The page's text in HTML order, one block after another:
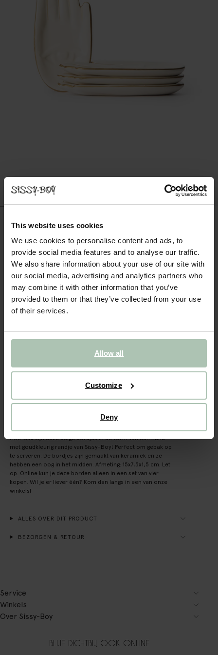
This website uses cookies
We use cookies to personalise content and ads, to
provide social media features and to analyse our traffic.
We also share information about your use of our site with
our social media, advertising and analytics partners who
may combine it with other information that you’ve
provided to them or that they’ve collected from your use
of their services.
Allow all
Customize
Deny
39.96/ 4 st.
Gekozen maat: Onesize
Binnen 30 minuten via e-mail
IN WINKELMAND
Snelle levering
REVIEWS (1)
Hoe leuk zijn deze beige bordjes in de vorm van een hand
met goudkleurig randje van Sissy-Boy! Perfect om gebak op
te serveren. De bordjes zijn gemaakt van keramiek en ze
hebben een oog in het midden. Afmeting: 15x7,5x1,5 cm. Let
op: Online kun je deze borden alleen in een set van vier
kopen. Wil je er liever één? Kom dan langs in een van onze
winkels!
ALLES OVER DIT PRODUCT
BEZORGEN & RETOUR
Service
Winkels
Over Sissy-Boy
BLIJF DICHTBIJ, OOK ONLINE